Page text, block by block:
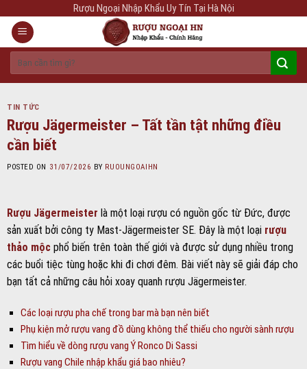
content
Rượu Ngoại Nhập Khẩu Uy Tín Tại Hà Nội
kiếm:
TIN TỨC
Rượu Jägermeister – Tất tần tật những điều
cần biết
POSTED ON 31/07/2026 BY RUOUNGOAIHN
Rượu Jägermeister là một loại rượu có nguồn gốc từ Đức, được
sản xuất bởi công ty Mast-Jägermeister SE. Đây là một loại rượu
thảo mộc phổ biến trên toàn thế giới và được sử dụng nhiều trong
các buổi tiệc tùng hoặc khi đi chơi đêm. Bài viết này sẽ giải đáp cho
bạn tất cả những câu hỏi xoay quanh rượu Jägermeister.
Các loại rượu pha chế trong bar mà bạn nên biết
Phụ kiện mở rượu vang đồ dùng không thể thiếu cho người sành rượu
Tìm hiểu về dòng rượu vang Ý Ronco Di Sassi
Rượu vang Chile nhập khẩu giá bao nhiêu?